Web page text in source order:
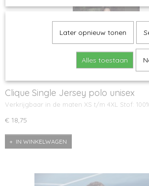
Clique Single Jersey polo unisex
Verkrijgbaar in de maten XS t/m 4XL Stof:
€ 18,75
IN WINKELWAGEN
Later opnieuw tonen
Alles toestaan